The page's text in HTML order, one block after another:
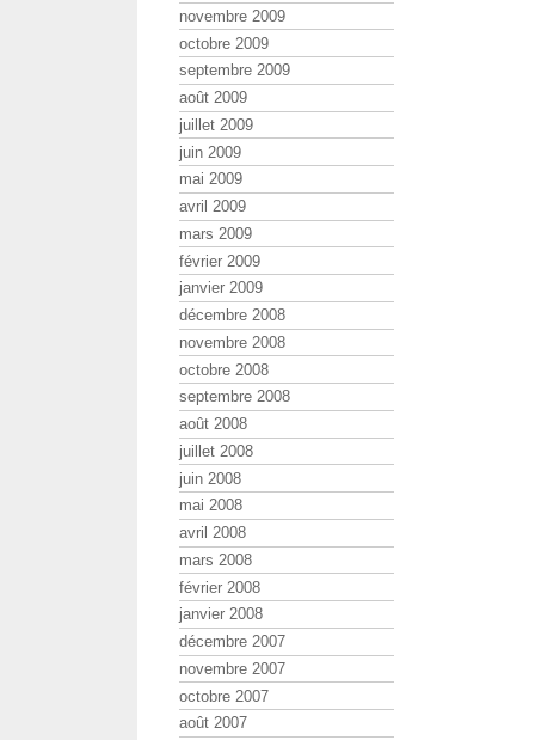
novembre 2009
octobre 2009
septembre 2009
août 2009
juillet 2009
juin 2009
mai 2009
avril 2009
mars 2009
février 2009
janvier 2009
décembre 2008
novembre 2008
octobre 2008
septembre 2008
août 2008
juillet 2008
juin 2008
mai 2008
avril 2008
mars 2008
février 2008
janvier 2008
décembre 2007
novembre 2007
octobre 2007
août 2007